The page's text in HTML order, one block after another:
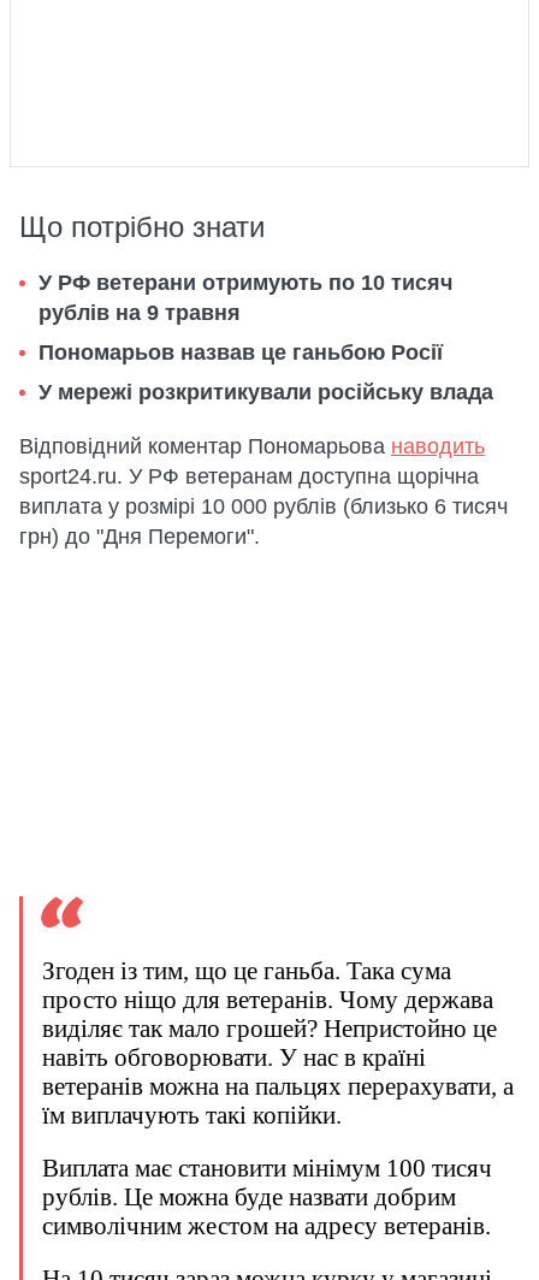
Що потрібно знати
У РФ ветерани отримують по 10 тисяч
рублів на 9 травня
Пономарьов назвав це ганьбою Росії
У мережі розкритикували російську влада
Відповідний коментар Пономарьова наводить
sport24.ru. У РФ ветеранам доступна щорічна
виплата у розмірі 10 000 рублів (близько 6 тисяч
грн) до "Дня Перемоги".
Згоден із тим, що це ганьба. Така сума
просто ніщо для ветеранів. Чому держава
виділяє так мало грошей? Непристойно це
навіть обговорювати. У нас в країні
ветеранів можна на пальцях перерахувати, а
їм виплачують такі копійки.
Виплата має становити мінімум 100 тисяч
рублів. Це можна буде назвати добрим
символічним жестом на адресу ветеранів.